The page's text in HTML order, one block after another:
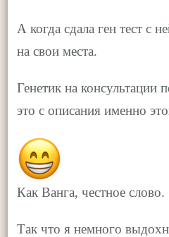
А когда сдала ген тест с
на свои места.
Генетик на консультации
это с описания именно
Как Ванга, честное слово.
Так что я немного